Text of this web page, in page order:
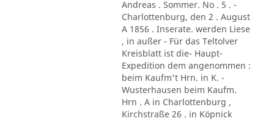
Andreas . Sommer. No . 5 . -
Charlottenburg, den 2 . August
A 1856 . Inserate. werden Liese
, in außer - Für das Teltolver
Kreisblatt ist die- Haupt-
Expedition dem angenommen :
beim Kaufm't Hrn. in K. -
Wusterhausen beim Kaufm.
Hrn . A in Charlottenburg ,
Kirchstraße 26 . in Köpnick